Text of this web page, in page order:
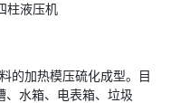
柱液压机
的加热模压硫化成型。目
、水箱、电表箱、垃圾